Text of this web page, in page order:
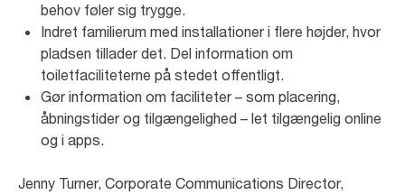
behov føler sig trygge.
Indret familierum med installationer i flere højder, hvor
pladsen tillader det. Del information om
toiletfaciliteterne på stedet offentligt.
Gør information om faciliteter – som placering,
åbningstider og tilgængelighed – let tilgængelig online
og i apps.
Jenny Turner, Corporate Communications Director,